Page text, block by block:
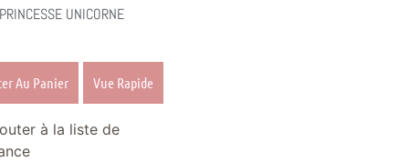
UNICORNE
Au Panier Vue Rapide
à la liste de